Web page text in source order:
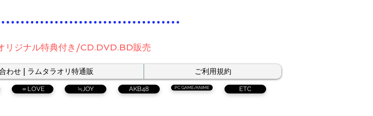
リジナル特典付き/CD.DVD.BD販売
＝LOVE ≒JOY AKB48 PC GAME/ANIME ETC
わせ | ラムタラオリ特通販 ご利用規約